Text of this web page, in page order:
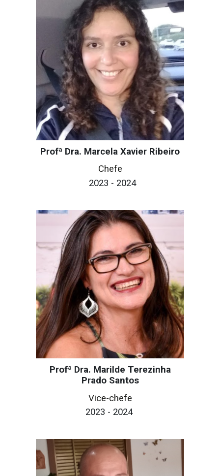
Profª Dra. Marcela Xavier Ribeiro
Chefe
2023 - 2024
Profª Dra. Marilde Terezinha
Prado Santos
Vice-chefe
2023 - 2024